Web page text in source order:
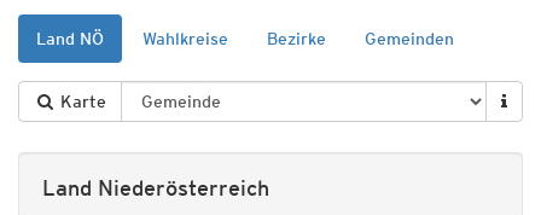
Land NÖ Wahlkreise Bezirke Gemeinden
Karte
Land Niederösterreich